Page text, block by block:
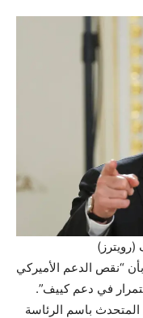
“نقص الدعم الأميركي
في دعم كييف”.
باسم الرئاسة